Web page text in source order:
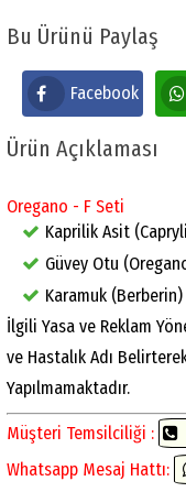
Bu Ürünü Paylaş
Facebook
Ürün Açıklaması
Oregano - F Seti
Kaprilik Asit
Güvey Otu
Karamuk
İlgili Yasa ve Reklam
ve Hastalık Adı
Yapılmamaktadır.
Müşteri Temsilciliği :
Whatsapp Mesaj Hattı: